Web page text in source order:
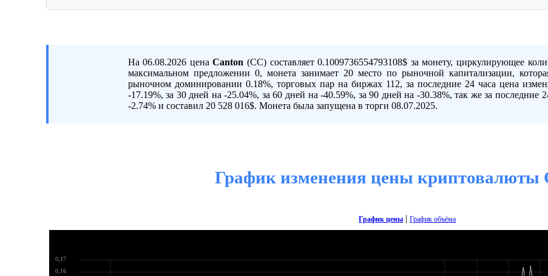
На 06.08.2026 ценаCanton (CC) составляет 0.1009736554793108$ за монету, циркулирующее
максимальном предложении 0, монета занимает 20 место по рыночной капитализации,
рыночном доминировании 0.18%, торговых пар на биржах 112, за последние 24 часа цена
-17.19%, за 30 дней на -25.04%, за 60 дней на -40.59%, за 90 дней на -30.38%, так же за последние
-2.74% и составил 20 528 016$. Монета была запущена в торги 08.07.2025.
График изменения цены криптовалюты
График цены | График объёма
0,16
0,17